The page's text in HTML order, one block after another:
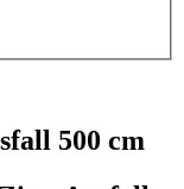
500 cm